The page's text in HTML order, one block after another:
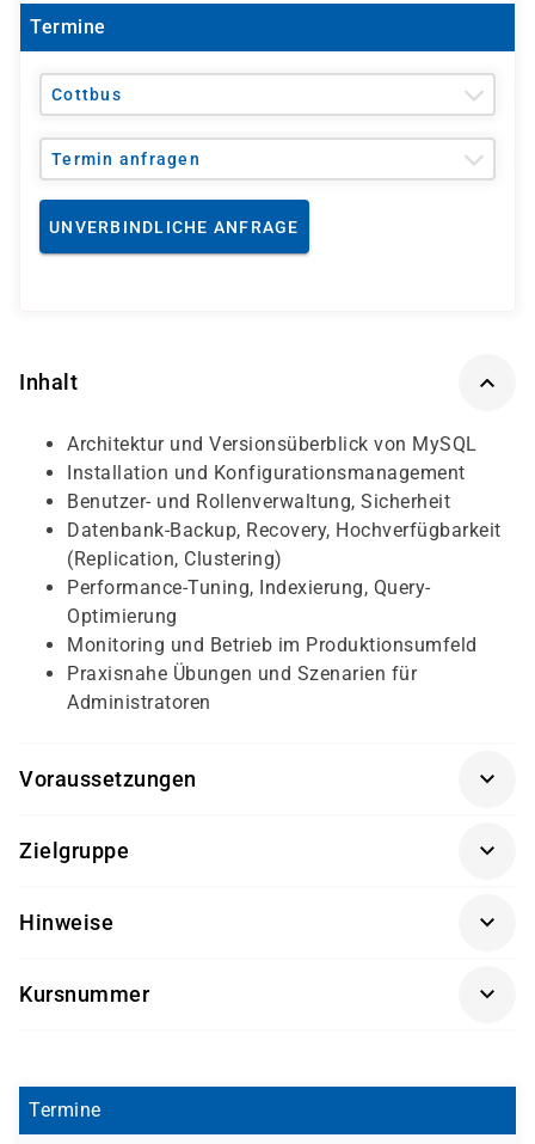
Termine
Cottbus
Termin anfragen
UNVERBINDLICHE ANFRAGE
Inhalt
Architektur und Versionsüberblick von MySQL
Installation und Konfigurationsmanagement
Benutzer- und Rollenverwaltung, Sicherheit
Datenbank-Backup, Recovery, Hochverfügbarkeit
(Replication, Clustering)
Performance-Tuning, Indexierung, Query-
Optimierung
Monitoring und Betrieb im Produktionsumfeld
Praxisnahe Übungen und Szenarien für
Administratoren
Voraussetzungen
und idealerweise erste Erfahrungen mit MySQL oder
Zielgruppe
Fachleute, die MySQL-Datenbanken betreiben oder
Hinweise
Kursnummer
Termine